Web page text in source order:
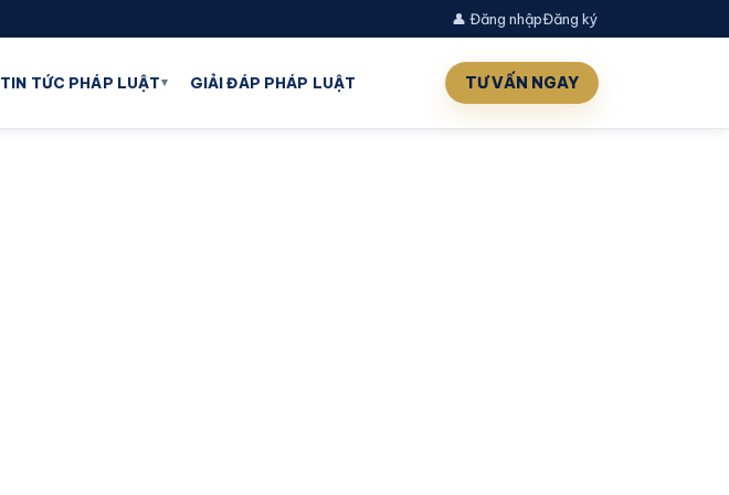
👤 Đăng nhậpĐăng ký
TIN TỨC PHÁP LUẬT▾ GIẢI ĐÁP PHÁP LUẬT TƯ VẤN NGAY